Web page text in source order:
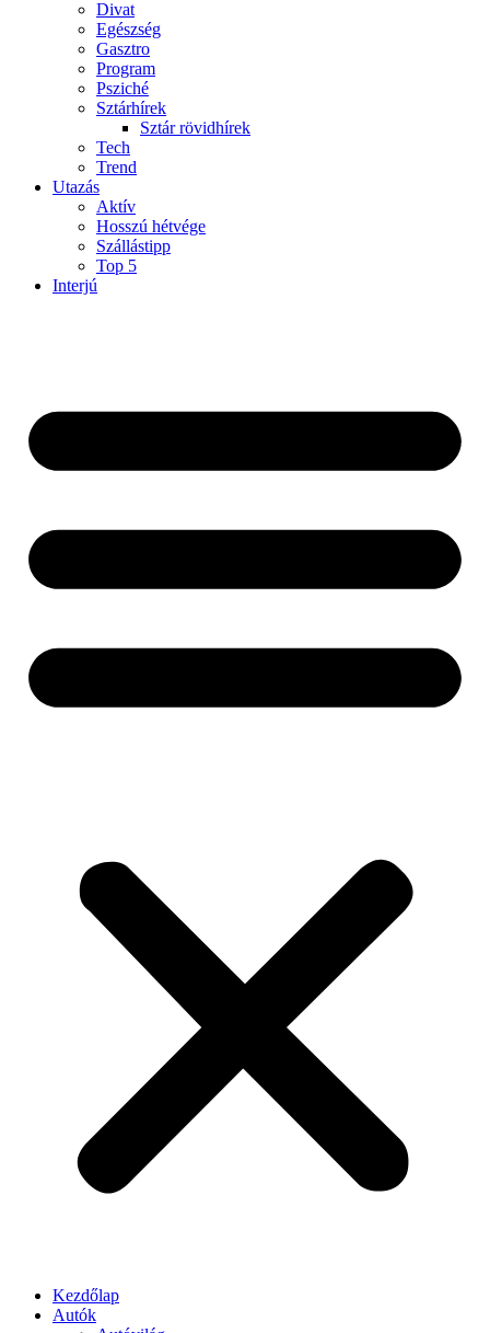
Divat
Egészség
Gasztro
Program
Psziché
Sztárhírek
Sztár rövidhírek
Tech
Trend
Utazás
Aktív
Hosszú hétvége
Szállástipp
Top 5
Interjú
Kezdőlap
Autók